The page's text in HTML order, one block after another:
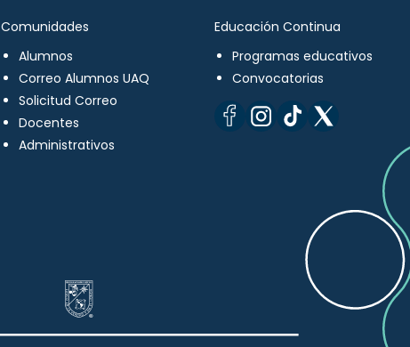
Comunidades
Alumnos
Correo Alumnos UAQ
Solicitud Correo
Docentes
Administrativos
Educación Continua
Programas educativos
Convocatorias